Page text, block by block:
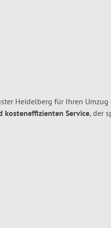
Heidelberg für Ihren
kosteneffizienten Service, der